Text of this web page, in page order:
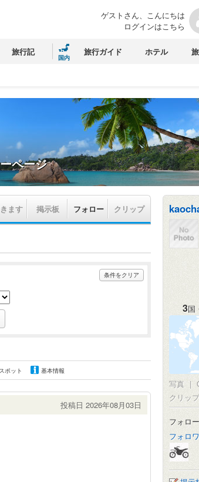
ゲストさん、こんにちは
ログインはこちら
旅行記
国内
旅行ガイド ホテル
ページ
ます 掲示板 フォロー クリップ
条件をクリア
ポット 基本情報
投稿日 2026年08月03日
3国
写真 |
クリップ
フォロー
フォロ